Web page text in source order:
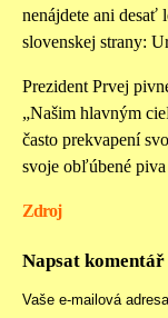
nenájdete ani desať
slovenskej strany:
Prezident Prvej
„Našim hlavným
často prekvapení
svoje obľúbené
Zdroj
Napsat komentář
Vaše e-mailová